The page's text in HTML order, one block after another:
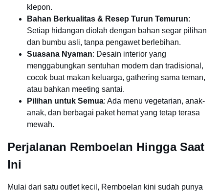
klepon.
Bahan Berkualitas & Resep Turun Temurun:
Setiap hidangan diolah dengan bahan segar pilihan
dan bumbu asli, tanpa pengawet berlebihan.
Suasana Nyaman: Desain interior yang
menggabungkan sentuhan modern dan tradisional,
cocok buat makan keluarga, gathering sama teman,
atau bahkan meeting santai.
Pilihan untuk Semua: Ada menu vegetarian, anak-
anak, dan berbagai paket hemat yang tetap terasa
mewah.
Perjalanan Remboelan Hingga Saat
Ini
Mulai dari satu outlet kecil, Remboelan kini sudah punya